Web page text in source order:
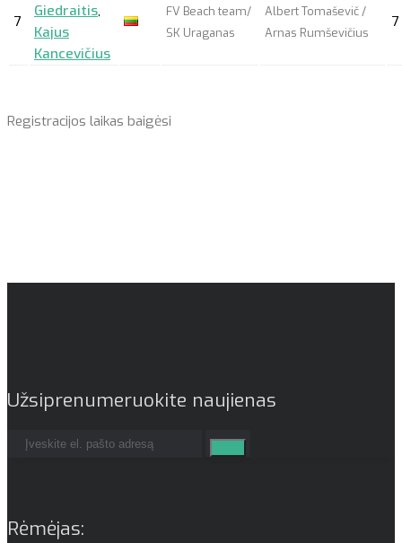
7
Giedraitis,
Kajus
Kancevičius
FV Beach team/
SK Uraganas
Albert Tomaševič /
Arnas Rumševičius
7
Registracijos laikas baigėsi
Užsiprenumeruokite naujienas
Rėmėjas: